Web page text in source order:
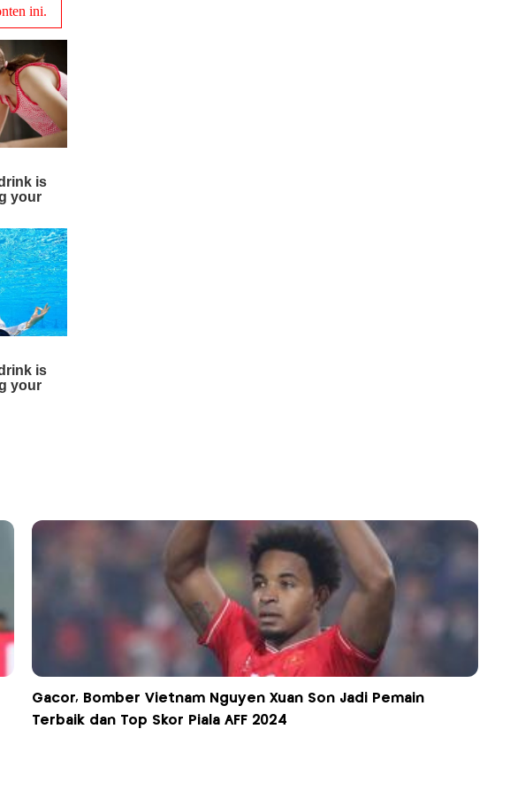
Gacor, Bomber Vietnam Nguyen Xuan Son Jadi Pemain
Terbaik dan Top Skor Piala AFF 2024